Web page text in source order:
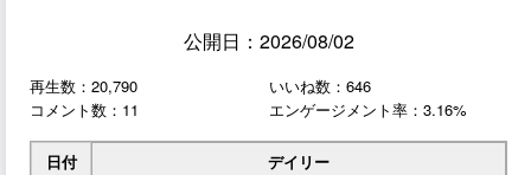
公開日：2026/08/02
再生数：20,790
いいね数：646
コメント数：11
エンゲージメント率：3.16%
日付
デイリー